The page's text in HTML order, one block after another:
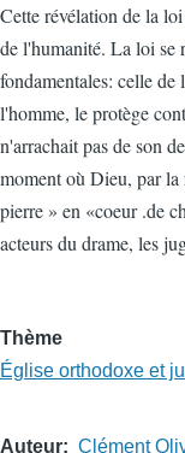
Cette révélation de la
de l'humanité. La loi se
fondamentales: celle
l'homme, le protège
n'arrachait pas de son
moment où Dieu, par la
pierre » en «coeur .de
acteurs du drame, les
Thème
Église orthodoxe et
Auteur Clément